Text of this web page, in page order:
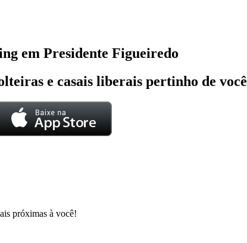
em Presidente Figueiredo
e casais liberais pertinho de você
próximas à você!